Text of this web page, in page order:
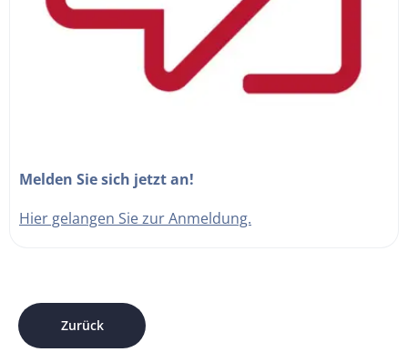
Melden Sie sich jetzt an!
Hier gelangen Sie zur Anmeldung.
Zurück